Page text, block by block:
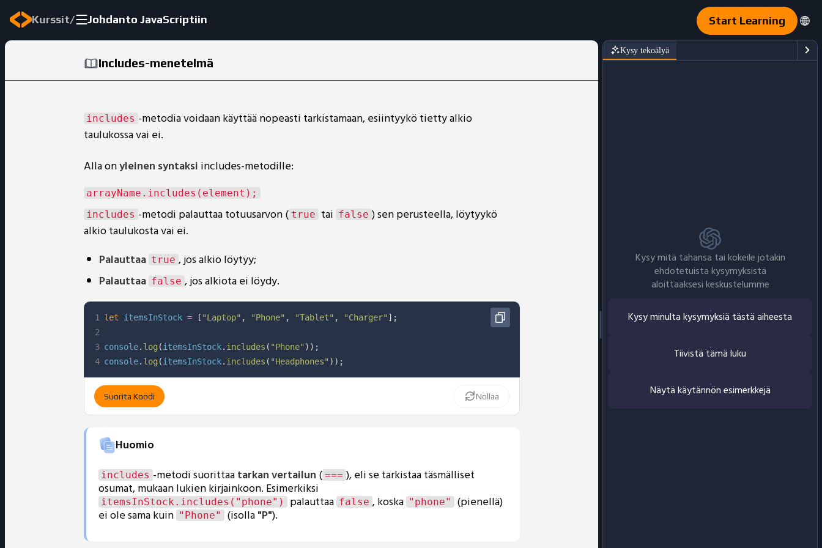
Kurssit/ Johdanto JavaScriptiin Start Learning
Includes-menetelmä
includes -metodia voidaan käyttää nopeasti tarkistamaan, esiintyykö tietty alkio
taulukossa vai ei.
Alla onyleinen syntaksi includes-metodille:
includes -metodi palauttaa totuusarvon ( true tai false ) sen perusteella, löytyykö
alkio taulukosta vai ei.
Palauttaa true , jos alkio löytyy;
Palauttaa false , jos alkiota ei löydy.
1
2
3
4
let itemsInStock = [ "Laptop" , "Phone" , "Tablet" , "Charger" ] ;
console. log (itemsInStock. includes ( "Phone" ) ) ;
console. log (itemsInStock. includes ( "Headphones" ) ) ;
Suorita Koodi Nollaa
Huomio
includes -metodi suorittaatarkan vertailun ( === ), eli se tarkistaa täsmälliset
osumat, mukaan lukien kirjainkoon. Esimerkiksi
itemsInStock.includes("phone") palauttaa false , koska "phone" (pienellä)
ei ole sama kuin "Phone" (isolla"P").
Kysy tekoälyä
Kysy mitä tahansa tai kokeile jotakin
ehdotetuista kysymyksistä
aloittaaksesi keskustelumme
Kysy minulta kysymyksiä tästä aiheesta
Tiivistä tämä luku
Näytä käytännön esimerkkejä